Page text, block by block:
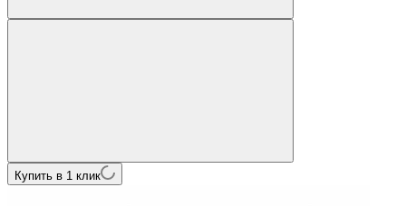
Купить в 1 клик